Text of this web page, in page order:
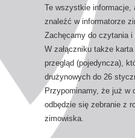
Te wszystkie informacje,
znaleźć w informatorze
Zachęcamy do czytania i
W załączniku także
przegląd (pojedyncza),
drużynowych do 26
Przypominamy, że już w
odbędzie się zebranie z
zimowiska.